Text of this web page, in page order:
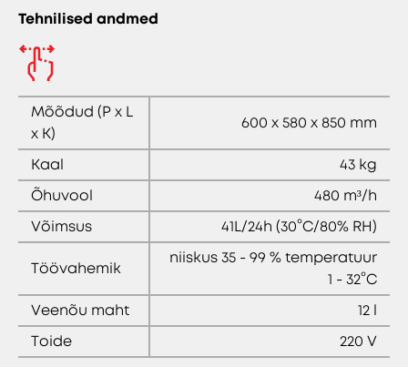
Tehnilised andmed
Mõõdud (P x L
x K)
600 x 580 x 850 mm
Kaal
43 kg
Õhuvool
480 m³/h
Võimsus
41L/24h (30°C/80% RH)
Töövahemik
niiskus 35 - 99 % temperatuur
1 - 32°C
Veenõu maht
12 l
Toide
220 V